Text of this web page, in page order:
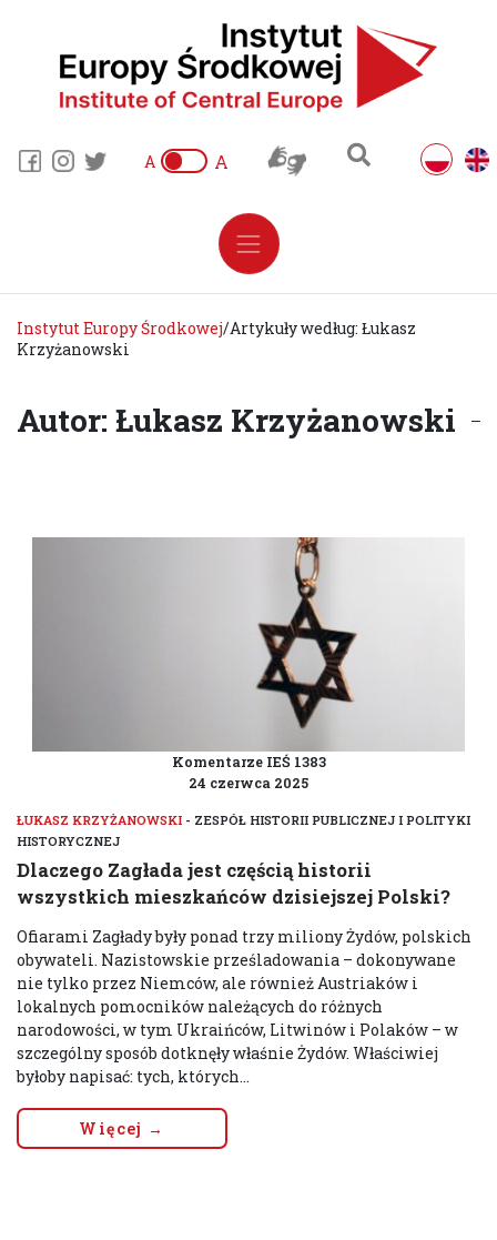
A A
Instytut Europy Środkowej/Artykuły według: Łukasz
Krzyżanowski
Autor: Łukasz Krzyżanowski
Komentarze IEŚ 1383
24 czerwca 2025
ŁUKASZ KRZYŻANOWSKI - ZESPÓŁ HISTORII PUBLICZNEJ I POLITYKI
HISTORYCZNEJ
Dlaczego Zagłada jest częścią historii
wszystkich mieszkańców dzisiejszej Polski?
Ofiarami Zagłady były ponad trzy miliony Żydów, polskich
obywateli. Nazistowskie prześladowania – dokonywane
nie tylko przez Niemców, ale również Austriaków i
lokalnych pomocników należących do różnych
narodowości, w tym Ukraińców, Litwinów i Polaków – w
szczególny sposób dotknęły właśnie Żydów. Właściwiej
byłoby napisać: tych, których...
Więcej →